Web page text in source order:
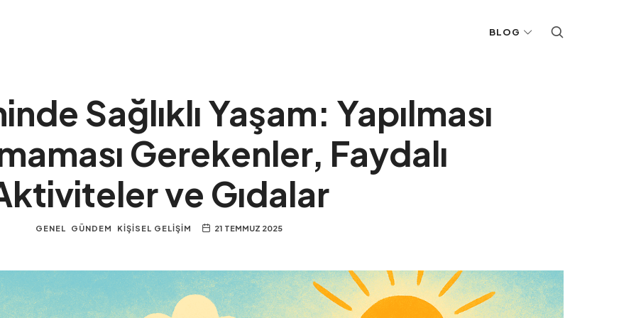
BLOG
Sağlıklı Yaşam: Yapılması
Gerekenler, Faydalı
ve Gıdalar
GENEL GÜNDEM KIŞISEL GELIŞIM 21 TEMMUZ 2025